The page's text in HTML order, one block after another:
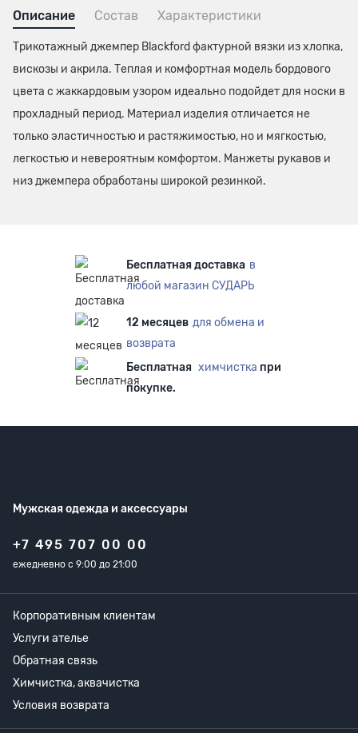
Описание Состав Характеристики
Трикотажный джемпер Blackford фактурной вязки из хлопка,
вискозы и акрила. Теплая и комфортная модель бордового
цвета с жаккардовым узором идеально подойдет для носки в
прохладный период. Материал изделия отличается не
только эластичностью и растяжимостью, но и мягкостью,
легкостью и невероятным комфортом. Манжеты рукавов и
низ джемпера обработаны широкой резинкой.
Бесплатная доставка в
любой магазин СУДАРЬ
12 месяцев для обмена и
возврата
Бесплатная химчистка при
покупке.
Мужская одежда и аксессуары
+7 495 707 00 00
ежедневно с 9:00 до 21:00
Корпоративным клиентам
Услуги ателье
Обратная связь
Химчистка, аквачистка
Условия возврата